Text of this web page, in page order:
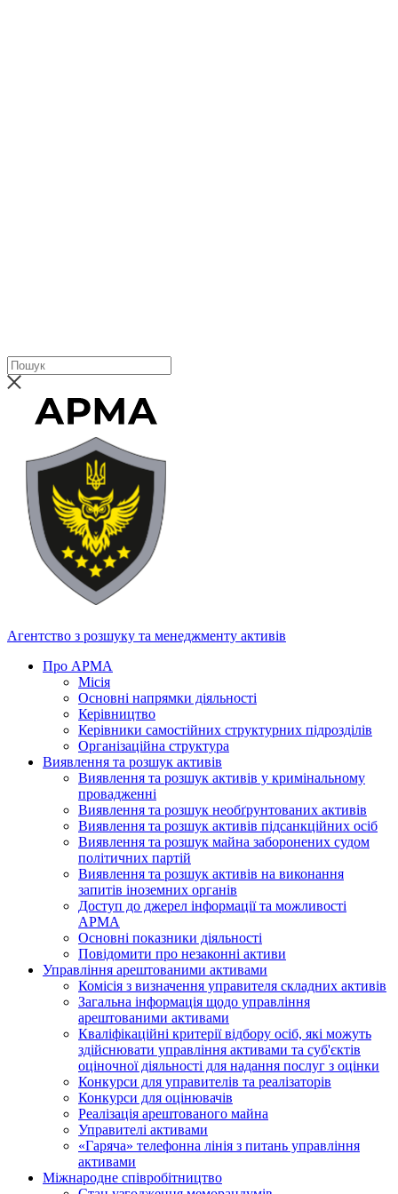
Агентство з розшуку та менеджменту активів
Про АРМА
Місія
Основні напрямки діяльності
Керівництво
Керівники самостійних структурних підрозділів
Організаційна структура
Виявлення та розшук активів
Виявлення та розшук активів у кримінальному
провадженні
Виявлення та розшук необґрунтованих активів
Виявлення та розшук активів підсанкційних осіб
Виявлення та розшук майна заборонених судом
політичних партій
Виявлення та розшук активів на виконання
запитів іноземних органів
Доступ до джерел інформації та можливості
АРМА
Основні показники діяльності
Повідомити про незаконні активи
Управління арештованими активами
Комісія з визначення управителя складних активів
Загальна інформація щодо управління
арештованими активами
Кваліфікаційні критерії відбору осіб, які можуть
здiйснювати управління активами та суб'єктів
оціночної діяльності для надання послуг з оцінки
Конкурси для управителів та реалізаторів
Конкурси для оцінювачів
Реалізація арештованого майна
Управителі активами
«Гаряча» телефонна лінія з питань управління
активами
Міжнародне співробітництво